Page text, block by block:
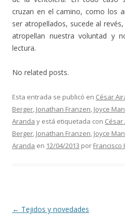
cruzan en el camino, como los
ser atropellados, sucede al
atropellan nuestra voluntad y
lectura.
No related posts.
Esta entrada se publicó en César
Berger, Jonathan Franzen, Joyce
Aranda y está etiquetada con César
Berger, Jonathan Franzen, Joyce
Aranda en 12/04/2013 por Francisco
Navegación de entradas
← Tejidos y novedades